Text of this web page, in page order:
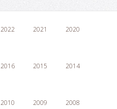
2022 2021 2020
2016 2015 2014
2010 2009 2008